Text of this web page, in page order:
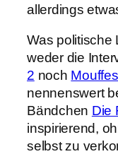
allerdings
Was politische
weder die
2 noch
nennenswert
Bändchen Die
inspirierend,
selbst zu